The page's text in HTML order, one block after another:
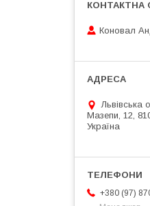
Коновал
Львівська
Мазепи, 12,
Україна
+380 (97)